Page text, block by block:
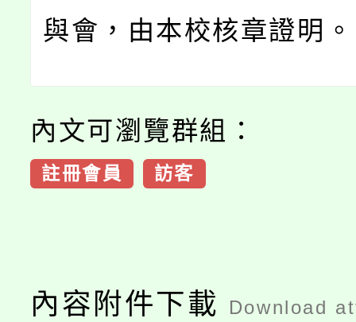
與會，由本校核章證明。
內文可瀏覽群組：
註冊會員 訪客
內容附件下載 Download